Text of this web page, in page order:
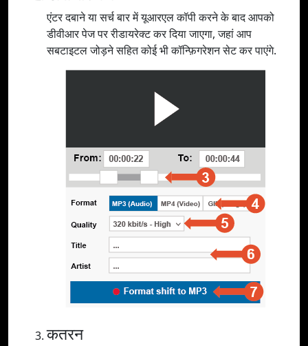
एंटर दबाने या सर्च बार में यूआरएल कॉपी करने के बाद आपको
डीवीआर पेज पर रीडायरेक्ट कर दिया जाएगा, जहां आप
सबटाइटल जोड़ने सहित कोई भी कॉन्फ़िगरेशन सेट कर पाएंगे.
कतरन